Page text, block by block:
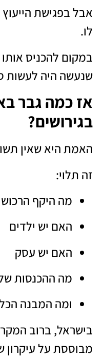
אבל בפגישת
לו.
במקום להכניס
שנעשה היה לעשות
אז כמה גבר
בגירושים?
האמת היא שאין
זה תלוי:
מה היקף הרכוש
האם יש ילדים
האם יש עסק
מה ההכנסות
ומה המבנה
בישראל, ברוב
מבוססת על עיקרון